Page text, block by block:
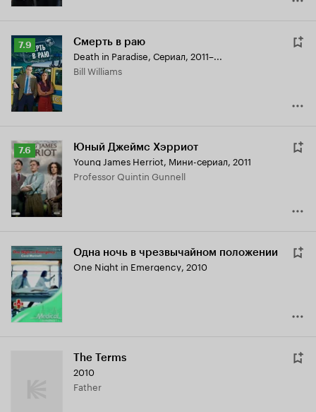
Рейтинг
Кинопоиска
7.9
7.9 Смерть в раю
Death in Paradise, Сериал, 2011–...
Bill Williams
Рейтинг
Кинопоиска
7.6
7.6 Юный Джеймс Хэрриот
Young James Herriot, Мини-сериал, 2011
Professor Quintin Gunnell
Одна ночь в чрезвычайном положении
One Night in Emergency, 2010
The Terms
2010
Father